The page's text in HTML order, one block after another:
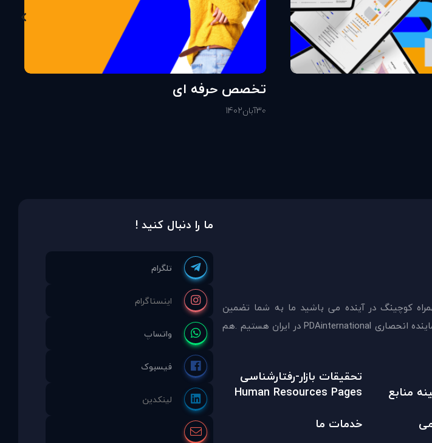
تخصص حرفه ای
30آبان1402
کوچینگ در آینده می باشید ما به شما تضمين
ميدهيم که اکنون بهترين گزينه را برای سنجش و دريافت مشاوره انتخاب نموده ايد ما نماینده انحصاری PDAinternational در ایران هستیم .هم
تحقیقات بازار-رفتارشناسی
منابع
Human Resources Pages
خدمات ما
ما را دنبال کنید !